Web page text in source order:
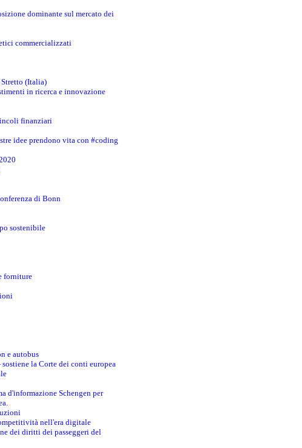
dominante sul mercato dei
commercializzati
(Italia)
in ricerca e innovazione
finanziari
idee prendono vita con #coding
di Bonn
sostenibile
forniture
e autobus
la Corte dei conti europea
d'informazione Schengen per
nell'era digitale
dei diritti dei passeggeri del